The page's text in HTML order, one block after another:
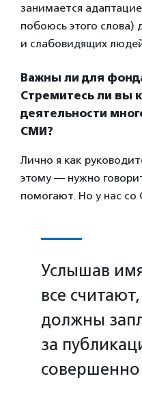
занимается
побоюсь этого слова)
и слабовидящих
Важны ли для
Стремитесь ли вы
деятельности
СМИ?
Лично я как
этому — нужно
помогают. Но у нас
Услышав
все
должны
за